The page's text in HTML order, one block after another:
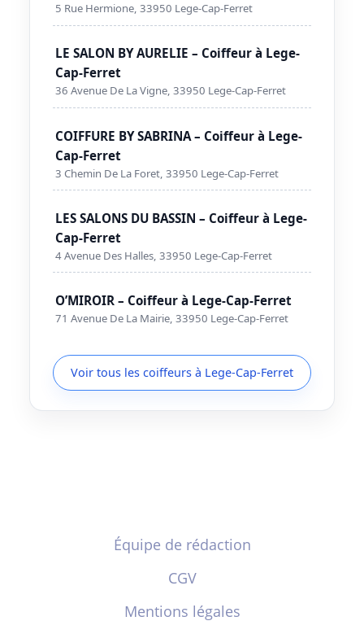
5 Rue Hermione, 33950 Lege-Cap-Ferret
LE SALON BY AURELIE – Coiffeur à Lege-
Cap-Ferret
36 Avenue De La Vigne, 33950 Lege-Cap-Ferret
COIFFURE BY SABRINA – Coiffeur à Lege-
Cap-Ferret
3 Chemin De La Foret, 33950 Lege-Cap-Ferret
LES SALONS DU BASSIN – Coiffeur à Lege-
Cap-Ferret
4 Avenue Des Halles, 33950 Lege-Cap-Ferret
O’MIROIR – Coiffeur à Lege-Cap-Ferret
71 Avenue De La Mairie, 33950 Lege-Cap-Ferret
Voir tous les coiffeurs à Lege-Cap-Ferret
Équipe de rédaction
CGV
Mentions légales